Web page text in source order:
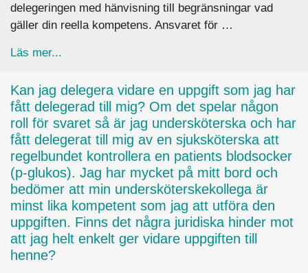
delegeringen med hänvisning till begränsningar vad
gäller din reella kompetens. Ansvaret för …
Läs mer...
Kan jag delegera vidare en uppgift som jag har
fått delegerad till mig? Om det spelar någon
roll för svaret så är jag undersköterska och har
fått delegerat till mig av en sjuksköterska att
regelbundet kontrollera en patients blodsocker
(p-glukos). Jag har mycket på mitt bord och
bedömer att min undersköterskekollega är
minst lika kompetent som jag att utföra den
uppgiften. Finns det några juridiska hinder mot
att jag helt enkelt ger vidare uppgiften till
henne?